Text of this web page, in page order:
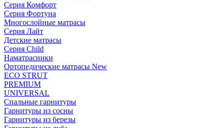
Серия Комфорт
Серия Фортуна
Многослойные матрасы
Серия Лайт
Детские матрасы
Серия Child
Наматрасники
Ортопедические матрасы New
ECO STRUT
PREMIUM
UNIVERSAL
Спальные гарнитуры
Гарнитуры из сосны
Гарнитуры из березы